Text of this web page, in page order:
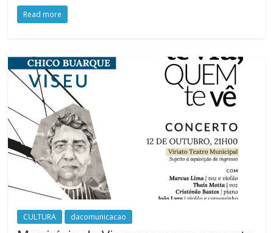
Read more
CULTURA dacomunicacao